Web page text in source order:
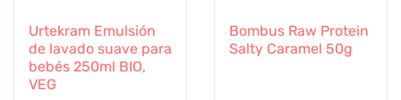
Urtekram Emulsión
de lavado suave para
bebés 250ml BIO,
VEG
Bombus Raw Protein
Salty Caramel 50g